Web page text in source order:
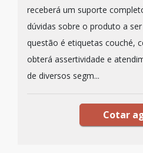
receberá um suporte
dúvidas sobre o produto a
questão é etiquetas couché,
obterá assertividade e
de diversos segm...
Cotar